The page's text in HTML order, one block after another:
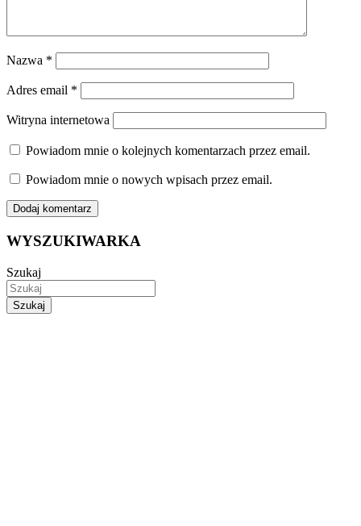
Nazwa *
Adres email *
Witryna internetowa
Powiadom mnie o kolejnych komentarzach przez email.
Powiadom mnie o nowych wpisach przez email.
WYSZUKIWARKA
Szukaj
Szukaj